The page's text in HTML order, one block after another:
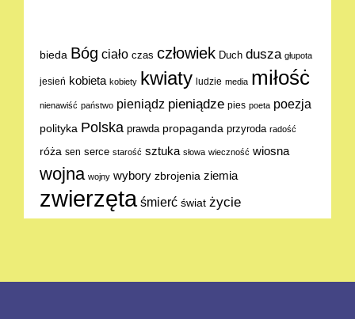
bieda Bóg ciało czas człowiek Duch dusza głupota
jesień kobieta kobiety kwiaty ludzie media miłośċ
nienawiść państwo pieniądz pieniądze pies poeta poezja
polityka Polska prawda propaganda przyroda radość
róża sen serce starość sztuka słowa wieczność wiosna
wojna wojny wybory zbrojenia ziemia
zwierzęta śmierć świat życie